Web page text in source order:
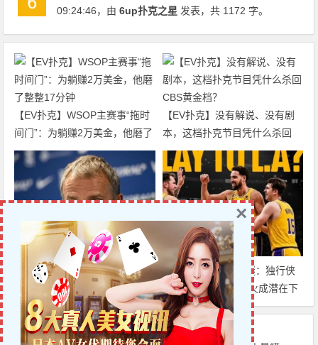
09:24:46，由6up扑克之星 发表，共 1172 字。
【EV扑克】WSOP主赛事“拖时
间门”：为躺赚2万美金，他磨了
整整17分钟
【EV扑克】没有解说、没有剧
本，这档扑克节目凭什么杀回
CBS黄金档？
迈博体育 巴萨中场竞争白热
化：卡萨多彻底沦为边缘人，沙
特高薪邀约引发去留两难
克莱·汤普森去向成谜：独行侠
有意交易，湖人&热火成潜在下
家，大发体育助力你的致富之
路！
上一篇
下一篇
×